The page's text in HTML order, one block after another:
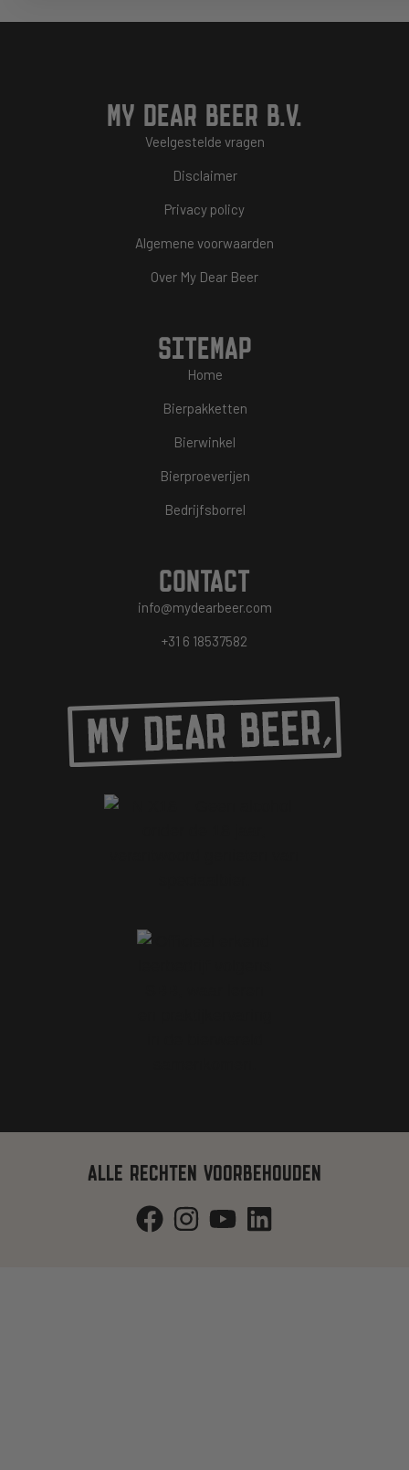
MY DEAR BEER B.V.
Veelgestelde vragen
Disclaimer
Privacy policy
Algemene voorwaarden
Over My Dear Beer
SITEMAP
Home
Bierpakketten
Bierwinkel
Bierproeverijen
Bedrijfsborrel
CONTACT
info@mydearbeer.com
+31 6 18537582
ALLE RECHTEN VOORBEHOUDEN